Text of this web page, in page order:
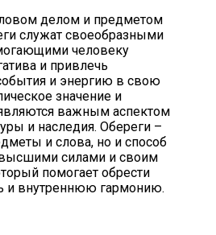
делом и предметом
служат своеобразными
человеку
и привлечь
и энергию в свою
значение и
важным аспектом
и наследия. Обереги –
и слова, но и способ
силами и своим
помогает обрести
и внутреннюю гармонию.